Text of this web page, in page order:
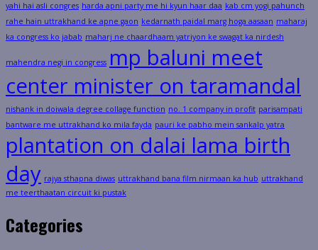
yahi hai asli congres harda apni party me hi kyun haar daa kab cm yogi pahunch
rahe hain uttrakhand ke apne gaon kedarnath paidal marg hoga aasaan maharaj
ka congress ko jabab maharj ne chaardhaam yatriyon ke swagat ka nirdesh
mahendra negi in congress mp baluni meet
center minister on taramandal
nishank in doiwala degree collage function no. 1 company in profit parisampati
bantware me uttrakhand ko mila fayda pauri ke pabho mein sankalp yatra
plantation on dalai lama birth
day rajya sthapna diwas uttrakhand bana film nirmaan ka hub uttrakhand
me teerthaatan circuit ki pustak
Categories